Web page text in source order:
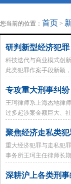
地方法治联播
律师
您当前的位置： 首页 >
研判新型经济犯
科技迭代与商业模式创
此类犯罪作案手段新颖
专攻重大刑事纠
王珂律师系上海杰地律
过多起涉案金额巨大、
聚焦经济走私类
重大经济犯罪与走私犯
事务所王珂主任律师长
深耕沪上各类刑